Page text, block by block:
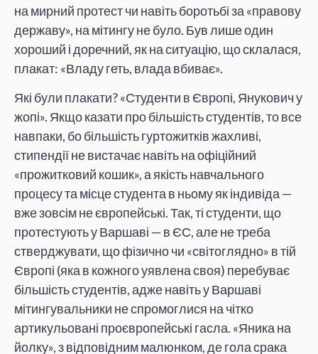
на мирний протест чи навіть боротьбі за «правову
державу», на мітингу не було. Був лише один
хороший і доречний, як на ситуацію, що склалася,
плакат: «Владу геть, влада вбиває».
Які були плакати? «Студенти в Європі, Янукович у
жопі». Якщо казати про більшість студентів, то все
навпаки, бо більшість гуртожитків жахливі,
стипендії не вистачає навіть на офіційний
«прожитковий кошик», а якість навчального
процесу та місце студента в ньому як індивіда —
вже зовсім не європейські. Так, ті студенти, що
протестують у Варшаві — в ЄС, але не треба
стверджувати, що фізично чи «світоглядно» в тій
Європі (яка в кожного уявлена своя) перебуває
більшість студентів, адже навіть у Варшаві
мітингувальники не спромоглися на чітко
артикульовані проєвропейські гасла. «Яника на
йолку», з відповідним малюнком, де гола срака